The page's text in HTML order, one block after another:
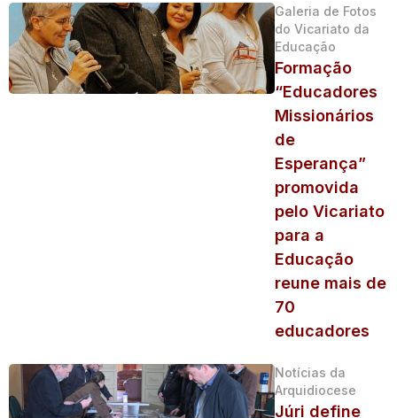
Galeria de Fotos
do Vicariato da
Educação
Formação
“Educadores
Missionários
de
Esperança”
promovida
pelo Vicariato
para a
Educação
reune mais de
70
educadores
Notícias da
Arquidiocese
Júri define